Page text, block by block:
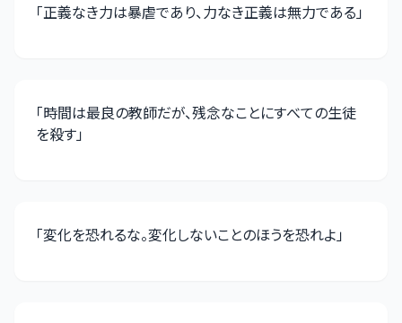
「正義なき力は暴虐であり、力なき正義は無力である」
「時間は最良の教師だが、残念なことにすべての生徒
を殺す」
「変化を恐れるな。変化しないことのほうを恐れよ」